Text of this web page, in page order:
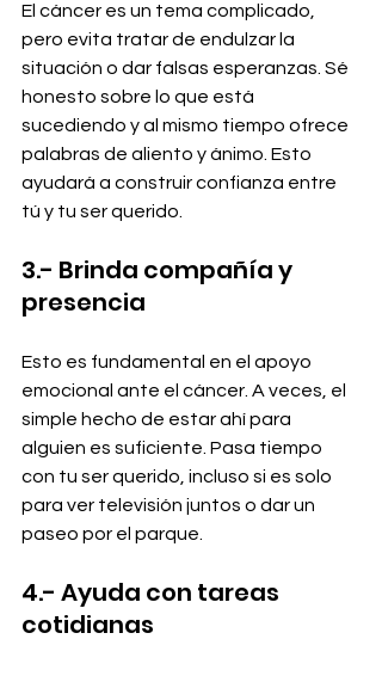
El cáncer es un tema complicado,
pero evita tratar de endulzar la
situación o dar falsas esperanzas. Sé
honesto sobre lo que está
sucediendo y al mismo tiempo ofrece
palabras de aliento y ánimo. Esto
ayudará a construir confianza entre
tú y tu ser querido.
3.- Brinda compañía y
presencia
Esto es fundamental en el apoyo
emocional ante el cáncer. A veces, el
simple hecho de estar ahí para
alguien es suficiente. Pasa tiempo
con tu ser querido, incluso si es solo
para ver televisión juntos o dar un
paseo por el parque.
4.- Ayuda con tareas
cotidianas